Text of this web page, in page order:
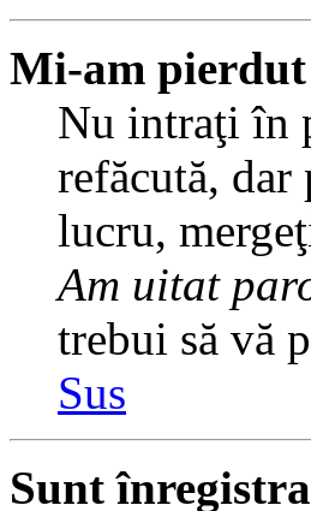
Mi-am
Nu intraţi în
refăcută, dar
lucru,
Am uitat
trebui să vă
Sus
Sunt